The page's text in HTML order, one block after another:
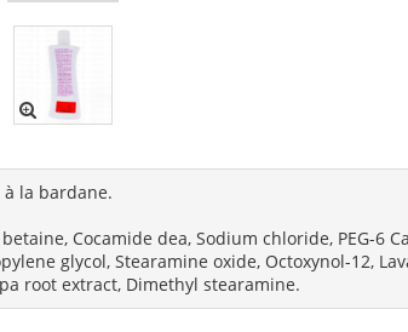
la bardane.
Cocamide dea, Sodium chloride, PEG-6
glycol, Stearamine oxide, Octoxynol-12,
root extract, Dimethyl stearamine.